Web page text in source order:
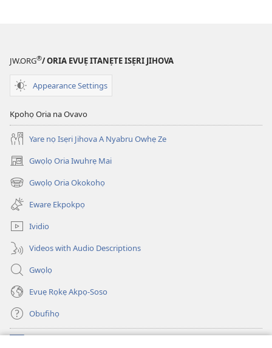
JW.ORG®/ ORIA EVUẸ ITANẸTE ISẸRI JIHOVA
Appearance Settings
Kpohọ Oria na Ovavo
Yare nọ Isẹri Jihova A Nyabru Owhẹ Ze
Gwọlọ Oria Iwuhrẹ Mai
(opens
new
window)
Gwọlọ Oria Okokohọ
(opens
new
window)
Eware Ekpokpọ
Ividio
Videos with Audio Descriptions
Gwọlọ
Evuẹ Rọkẹ Akpọ-Soso
Obufihọ